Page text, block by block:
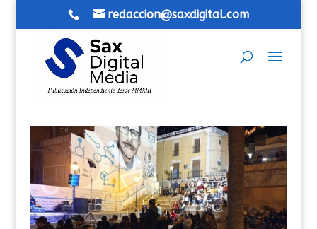
redaccion@saxdigital.com